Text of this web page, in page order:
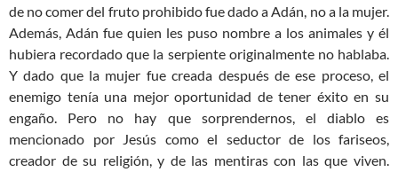
de no comer del fruto prohibido fue dado a Adán, no a la mujer.
Además, Adán fue quien les puso nombre a los animales y él
hubiera recordado que la serpiente originalmente no hablaba.
Y dado que la mujer fue creada después de ese proceso, el
enemigo tenía una mejor oportunidad de tener éxito en su
engaño. Pero no hay que sorprendernos, el diablo es
mencionado por Jesús como el seductor de los fariseos,
creador de su religión, y de las mentiras con las que viven.